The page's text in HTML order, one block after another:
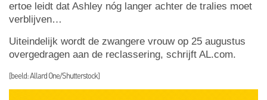
ertoe leidt dat Ashley nóg langer achter de tralies moet
verblijven…
Uiteindelijk wordt de zwangere vrouw op 25 augustus
overgedragen aan de reclassering, schrijft AL.com.
[beeld: Allard One/Shutterstock]